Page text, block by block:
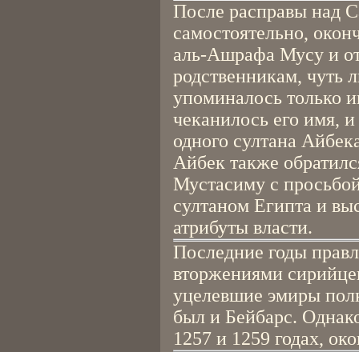
После расправы над
самостоятельно,
аль-Ашрафа Мусу и
родственникам, чуть
упоминалось только
чеканилось его имя,
одного султана
Айбек также
Мустасиму с
султаном Египта и
атрибуты власти.
Последние годы
вторжениями
уцелевшие эмиры
был и Бейбарс.
1257 и 1259 годах,